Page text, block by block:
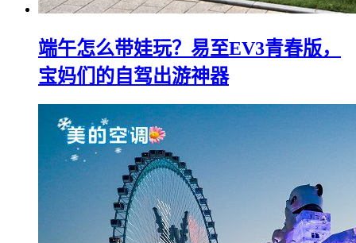
端午怎么带娃玩？易至EV3青春版，
宝妈们的自驾出游神器